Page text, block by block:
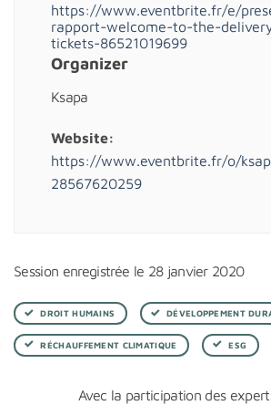
https://www.eventbrite.fr/e/
rapport-welcome-to-the-
tickets-86521019699
Organizer
Ksapa
Website:
https://www.eventbrite.fr/o/
28567620259
Session enregistrée le 28 janvier 2020
DROIT HUMAINS DÉVELOPPEMENT
RÉCHAUFFEMENT CLIMATIQUE ESG
Avec la participation des